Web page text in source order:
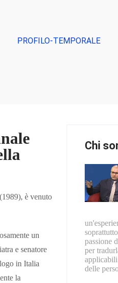
PROFILO-TEMPORALE
è venuto
un
e senatore
in Italia
la
Chi
passione
per
delle